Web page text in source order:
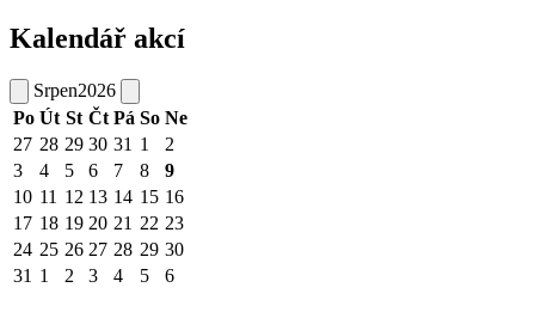
Kalendář akcí
Srpen2026
Po Út St Čt Pá So Ne
27 28 29 30 31 1
2
3
4 5 6 7 8
9
10 11 12 13 14 15 16
17 18 19 20 21 22 23
24 25 26 27 28 29 30
31 1 2 3 4 5 6